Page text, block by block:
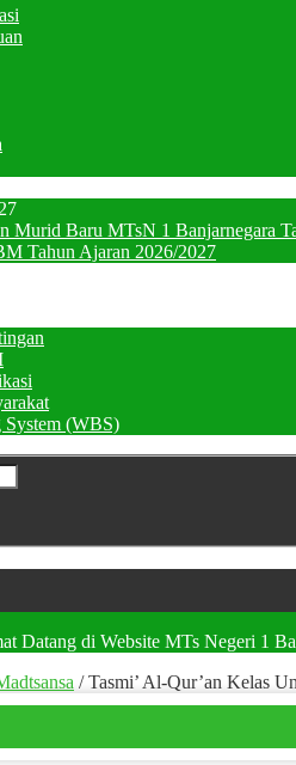
Murid Baru MTsN 1 Banjarnegara
Tahun Ajaran 2026/2027
(WBS)
Datang di Website MTs Negeri 1
/Tasmi’ Al-Qur’an Kelas